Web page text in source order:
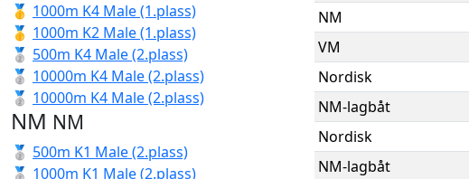
🥇 1000m K4 Male (1.plass)
🥇 1000m K2 Male (1.plass)
🥈 500m K4 Male (2.plass)
🥈 10000m K4 Male (2.plass)
🥈 10000m K4 Male (2.plass)
NM NM
🥈 500m K1 Male (2.plass)
🥈 1000m K1 Male (2.plass)
NM
VM
Nordisk
NM-lagbåt
Nordisk
NM-lagbåt